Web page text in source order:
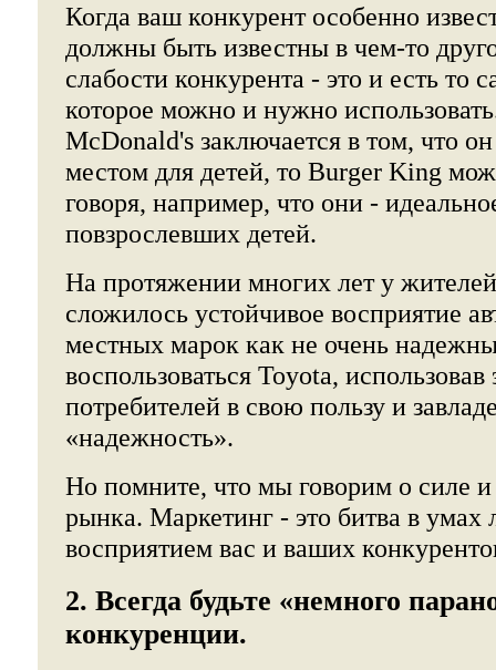
Когда ваш конкурент особенно
должны быть известны в чем-то
слабости конкурента - это и есть то
которое можно и нужно
McDonald's заключается в том, что
местом для детей, то Burger King
говоря, например, что они -
повзрослевших детей.
На протяжении многих лет у
сложилось устойчивое восприятие
местных марок как не очень
воспользоваться Toyota, использовав
потребителей в свою пользу и
«надежность».
Но помните, что мы говорим о силе и
рынка. Маркетинг - это битва в
восприятием вас и ваших
2. Всегда будьте «немного
конкуренции.